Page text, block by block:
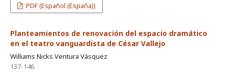
PDF (Español (España))
Planteamientos de renovación del espacio dramático
en el teatro vanguardista de César Vallejo
Williams Nicks Ventura Vásquez
137-146